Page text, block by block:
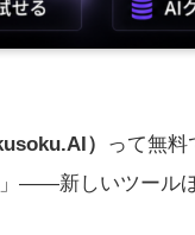
）
って無料
——新しいツール